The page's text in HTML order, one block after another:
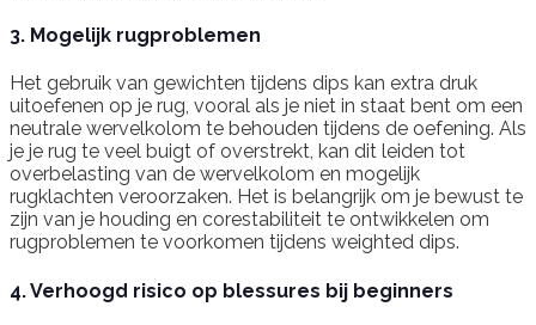
3. Mogelijk rugproblemen
Het gebruik van gewichten tijdens dips kan extra druk
uitoefenen op je rug, vooral als je niet in staat bent om een
neutrale wervelkolom te behouden tijdens de oefening. Als
je je rug te veel buigt of overstrekt, kan dit leiden tot
overbelasting van de wervelkolom en mogelijk
rugklachten veroorzaken. Het is belangrijk om je bewust te
zijn van je houding en corestabiliteit te ontwikkelen om
rugproblemen te voorkomen tijdens weighted dips.
4. Verhoogd risico op blessures bij beginners